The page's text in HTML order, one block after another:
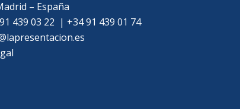
– España
439 03 22 | +34 91 439 01 74